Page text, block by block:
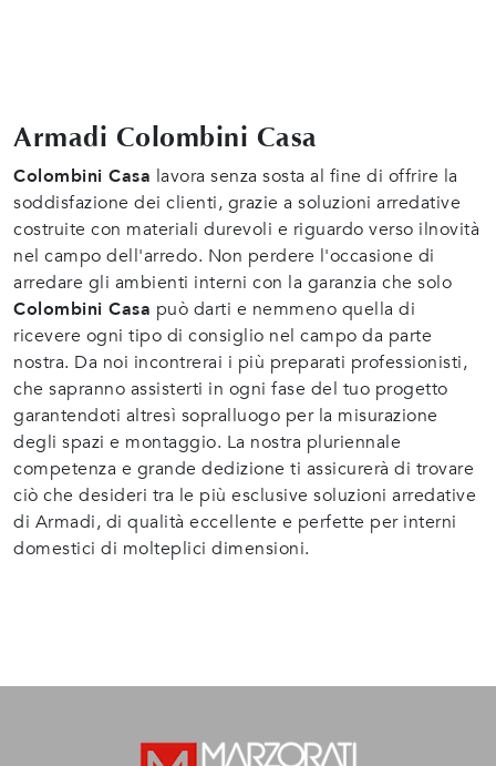
Armadi Colombini Casa
Colombini Casa lavora senza sosta al fine di offrire la
soddisfazione dei clienti, grazie a soluzioni arredative
costruite con materiali durevoli e riguardo verso ilnovità
nel campo dell'arredo. Non perdere l'occasione di
arredare gli ambienti interni con la garanzia che solo
Colombini Casa può darti e nemmeno quella di
ricevere ogni tipo di consiglio nel campo da parte
nostra. Da noi incontrerai i più preparati professionisti,
che sapranno assisterti in ogni fase del tuo progetto
garantendoti altresì sopralluogo per la misurazione
degli spazi e montaggio. La nostra pluriennale
competenza e grande dedizione ti assicurerà di trovare
ciò che desideri tra le più esclusive soluzioni arredative
di Armadi, di qualità eccellente e perfette per interni
domestici di molteplici dimensioni.